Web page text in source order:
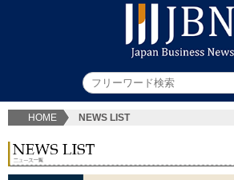
HOME NEWS LIST